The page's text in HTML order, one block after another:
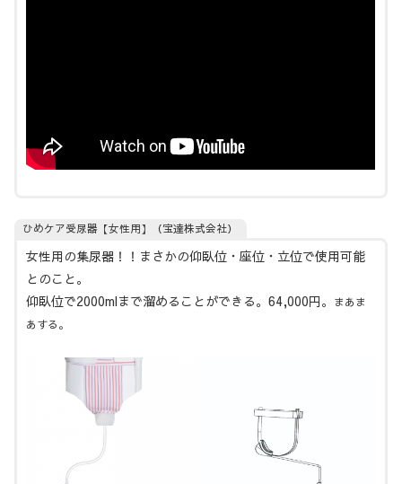
ひめケア受尿器【女性用】（宝達株式会社）
女性用の集尿器！！まさかの仰臥位・座位・立位で使用可能
とのこと。
仰臥位で2000mlまで溜めることができる。64,000円。
まあま
あする。